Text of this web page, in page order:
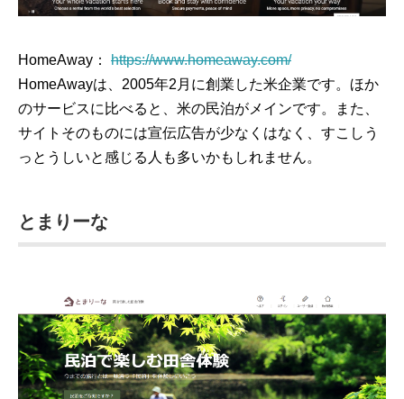
HomeAway： https://www.homeaway.com/
HomeAwayは、2005年2月に創業した米企業です。ほか
のサービスに比べると、米の民泊がメインです。また、
サイトそのものには宣伝広告が少なくはなく、すこしう
っとうしいと感じる人も多いかもしれません。
とまりーな